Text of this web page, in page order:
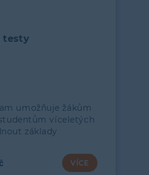
testy
umožňuje žákům
víceletých
základy
VÍCE